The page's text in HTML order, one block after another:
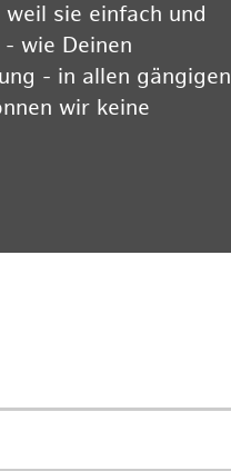
sie einfach und
wie Deinen
- in allen gängigen
wir keine